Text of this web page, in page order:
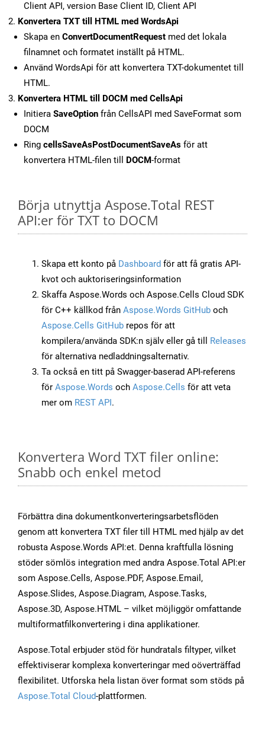
Client API, version Base Client ID, Client API
Konvertera TXT till HTML med WordsApi
Skapa en ConvertDocumentRequest med det lokala
filnamnet och formatet inställt på HTML.
Använd WordsApi för att konvertera TXT-dokumentet till
HTML.
Konvertera HTML till DOCM med CellsApi
Initiera SaveOption från CellsAPI med SaveFormat som
DOCM
Ring cellsSaveAsPostDocumentSaveAs för att
konvertera HTML-filen till DOCM-format
Börja utnyttja Aspose.Total REST
API:er för TXT to DOCM
Skapa ett konto på Dashboard för att få gratis API-
kvot och auktoriseringsinformation
Skaffa Aspose.Words och Aspose.Cells Cloud SDK
för C++ källkod från Aspose.Words GitHub och
Aspose.Cells GitHub repos för att
kompilera/använda SDK:n själv eller gå till Releases
för alternativa nedladdningsalternativ.
Ta också en titt på Swagger-baserad API-referens
för Aspose.Words och Aspose.Cells för att veta
mer om REST API.
Konvertera Word TXT filer online:
Snabb och enkel metod
Förbättra dina dokumentkonverteringsarbetsflöden
genom att konvertera TXT filer till HTML med hjälp av det
robusta Aspose.Words API:et. Denna kraftfulla lösning
stöder sömlös integration med andra Aspose.Total API:er
som Aspose.Cells, Aspose.PDF, Aspose.Email,
Aspose.Slides, Aspose.Diagram, Aspose.Tasks,
Aspose.3D, Aspose.HTML – vilket möjliggör omfattande
multiformatfilkonvertering i dina applikationer.
Aspose.Total erbjuder stöd för hundratals filtyper, vilket
effektiviserar komplexa konverteringar med oöverträffad
flexibilitet. Utforska hela listan över format som stöds på
Aspose.Total Cloud-plattformen.